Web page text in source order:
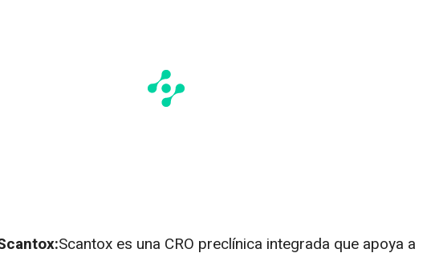
Scantox es una CRO preclínica integrada que apoya a